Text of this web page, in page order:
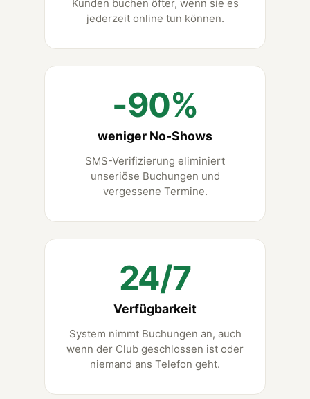
Kunden buchen öfter, wenn sie es
jederzeit online tun können.
-90%
weniger No-Shows
SMS-Verifizierung eliminiert
unseriöse Buchungen und
vergessene Termine.
24/7
Verfügbarkeit
System nimmt Buchungen an, auch
wenn der Club geschlossen ist oder
niemand ans Telefon geht.